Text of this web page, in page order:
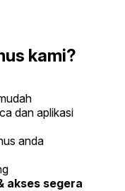
kami?
dan aplikasi
anda
akses segera